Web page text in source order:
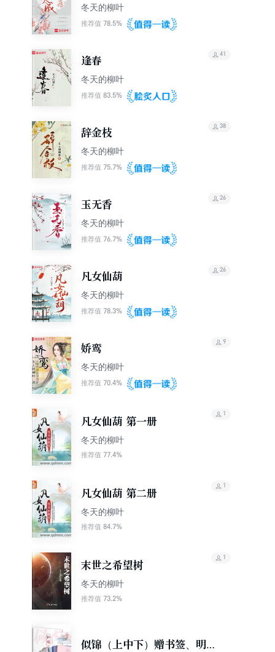
冬天的柳叶
推荐值 78.5%
逢春
冬天的柳叶
推荐值 83.5%
41
辞金枝
冬天的柳叶
推荐值 75.7%
38
玉无香
冬天的柳叶
推荐值 76.7%
26
凡女仙葫
冬天的柳叶
推荐值 78.3%
26
娇鸾
冬天的柳叶
推荐值 70.4%
9
凡女仙葫 第一册
冬天的柳叶
推荐值 77.4%
1
凡女仙葫 第二册
冬天的柳叶
推荐值 84.7%
1
末世之希望树
冬天的柳叶
推荐值 73.2%
1
似锦（上中下）赠书签、明信